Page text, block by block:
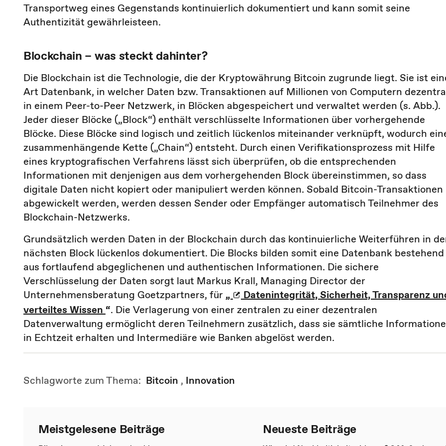
Transportweg eines Gegenstands kontinuierlich dokumentiert und kann somit seine
Authentizität gewährleisteen.
Blockchain – was steckt dahinter?
Die Blockchain ist die Technologie, die der Kryptowährung Bitcoin zugrunde liegt. Sie ist
Art Datenbank, in welcher Daten bzw. Transaktionen auf Millionen von Computern
in einem Peer-to-Peer Netzwerk, in Blöcken abgespeichert und verwaltet werden (s. Abb.).
Jeder dieser Blöcke („Block“) enthält verschlüsselte Informationen über vorhergehende
Blöcke. Diese Blöcke sind logisch und zeitlich lückenlos miteinander verknüpft, wodurch
zusammenhängende Kette („Chain“) entsteht. Durch einen Verifikationsprozess mit Hilfe
eines kryptografischen Verfahrens lässt sich überprüfen, ob die entsprechenden
Informationen mit denjenigen aus dem vorhergehenden Block übereinstimmen, so dass
digitale Daten nicht kopiert oder manipuliert werden können. Sobald Bitcoin-Transaktionen
abgewickelt werden, werden dessen Sender oder Empfänger automatisch Teilnehmer des
Blockchain-Netzwerks.
Grundsätzlich werden Daten in der Blockchain durch das kontinuierliche Weiterführen in
nächsten Block lückenlos dokumentiert. Die Blocks bilden somit eine Datenbank bestehend
aus fortlaufend abgeglichenen und authentischen Informationen. Die sichere
Verschlüsselung der Daten sorgt laut Markus Krall, Managing Director der
Unternehmensberatung Goetzpartners, für „
Datenintegrität, Sicherheit, Transparenz
verteiltes Wissen “. Die Verlagerung von einer zentralen zu einer dezentralen
Datenverwaltung ermöglicht deren Teilnehmern zusätzlich, dass sie sämtliche
in Echtzeit erhalten und Intermediäre wie Banken abgelöst werden.
Schlagworte zum Thema: Bitcoin , Innovation
Meistgelesene Beiträge Neueste Beiträge